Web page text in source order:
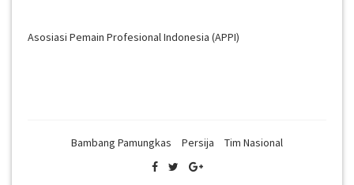
Asosiasi Pemain Profesional Indonesia (APPI)
Bambang Pamungkas Persija Tim Nasional